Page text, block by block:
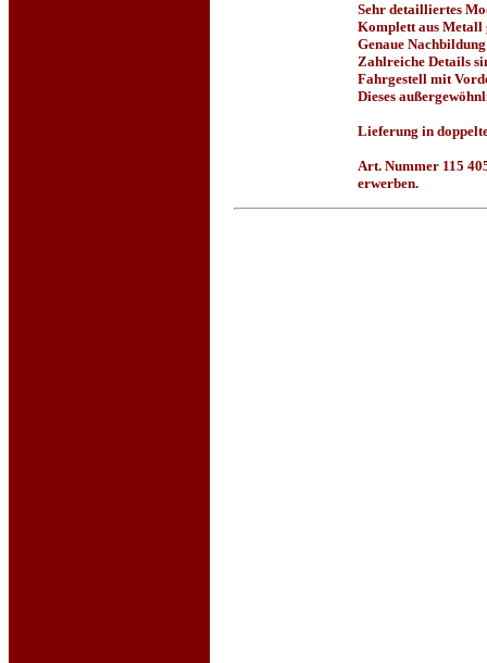
Sehr detailliertes
Komplett aus Metall
Genaue
Zahlreiche Details
Fahrgestell mit
Dieses
Lieferung in
Art. Nummer 115
erwerben.